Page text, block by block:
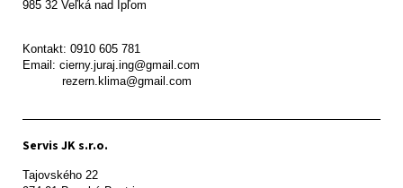
985 32 Veľká nad Ipľom
Kontakt: 0910 605 781
Email: cierny.juraj.ing@gmail.com
           rezern.klima@gmail.com
Servis JK s.r.o.
Tajovského 22